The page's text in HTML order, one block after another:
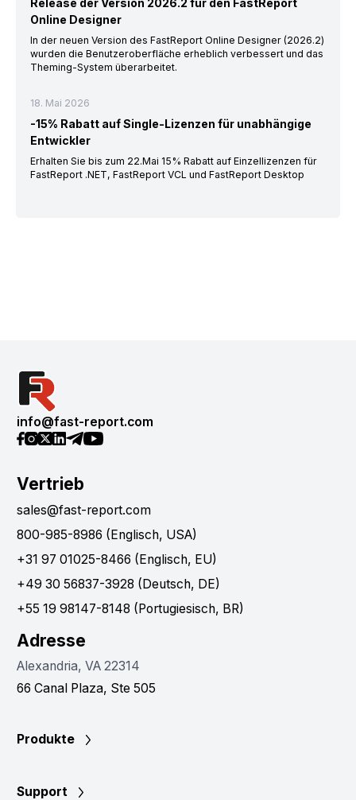
Release der Version 2026.2 für den FastReport
Online Designer
In der neuen Version des FastReport Online Designer (2026.2)
wurden die Benutzeroberfläche erheblich verbessert und das
Theming-System überarbeitet.
18. Mai 2026
-15% Rabatt auf Single-Lizenzen für unabhängige
Entwickler
Erhalten Sie bis zum 22.Mai 15% Rabatt auf Einzellizenzen für
FastReport .NET, FastReport VCL und FastReport Desktop
info@fast-report.com
Vertrieb
sales@fast-report.com
800-985-8986 (Englisch, USA)
+31 97 01025-8466 (Englisch, EU)
+49 30 56837-3928 (Deutsch, DE)
+55 19 98147-8148 (Portugiesisch, BR)
Adresse
Alexandria, VA 22314
66 Canal Plaza, Ste 505
Produkte
Support